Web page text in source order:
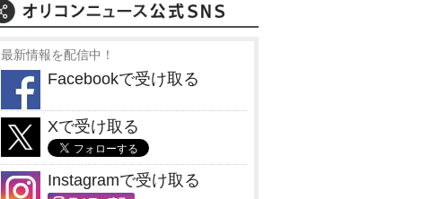
最新情報を配信中！
Facebookで受け取る
Xで受け取る
Instagramで受け取る